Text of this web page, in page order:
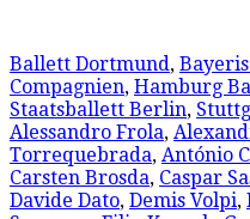
Ballett Dortmund,
Compagnien, Hamburg
Staatsballett Berlin,
Alessandro Frola,
Torrequebrada, António
Carsten Brosda, Caspar
Davide Dato, Demis Volpi,